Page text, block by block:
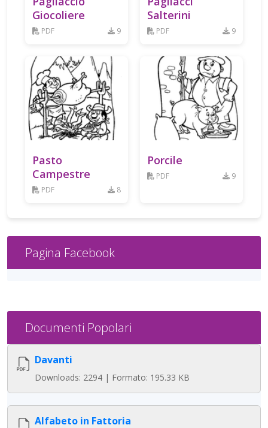
Giocoliere
PDF 9
Salterini
PDF 9
Pasto
Campestre
PDF 8
Porcile
PDF 9
Pagina Facebook
Documenti Popolari
Davanti
Downloads: 2294 | Formato: 195.33 KB
Alfabeto in Fattoria